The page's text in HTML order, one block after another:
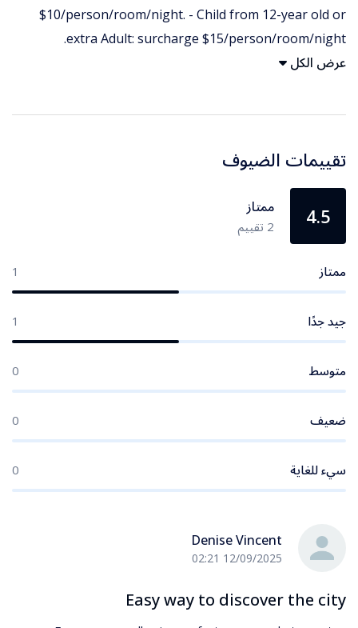
$10/person/room/night. - Child from 12-year old or
extra Adult: surcharge $15/person/room/night.
عرض الكل
تقييمات الضيوف
4.5 ممتاز
2 تقييم
ممتاز 1
جيد جدًا 1
متوسط 0
ضعيف 0
سيء للغاية 0
Denise Vincent
12/09/2025 02:21
Easy way to discover the city